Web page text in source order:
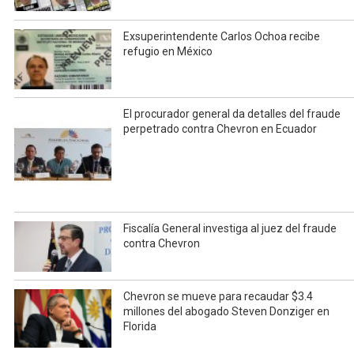
Exsuperintendente Carlos Ochoa recibe
refugio en México
El procurador general da detalles del fraude
perpetrado contra Chevron en Ecuador
Fiscalía General investiga al juez del fraude
contra Chevron
Chevron se mueve para recaudar $3.4
millones del abogado Steven Donziger en
Florida